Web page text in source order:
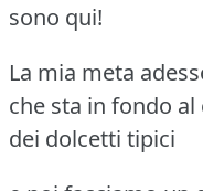
sono qui!
La mia meta
che sta in fondo
dei dolcetti tipici